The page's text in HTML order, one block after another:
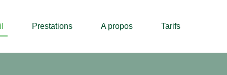
Prestations A propos Tarifs